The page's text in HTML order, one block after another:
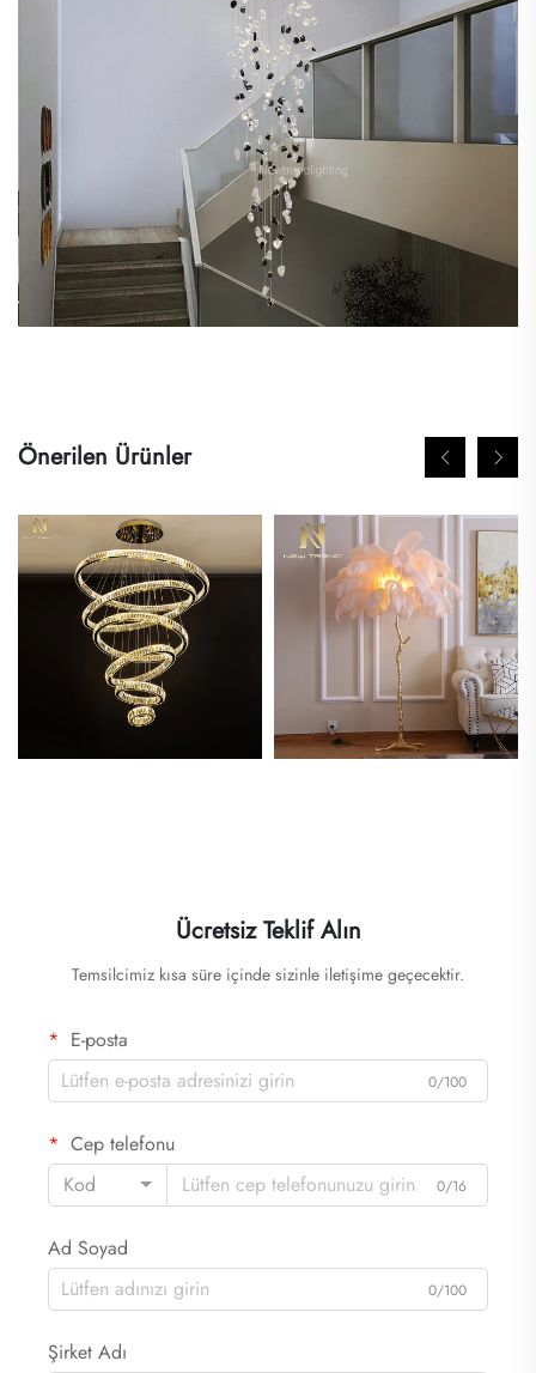
Önerilen Ürünler
Ücretsiz Teklif Alın
Temsilcimiz kısa süre içinde sizinle iletişime geçecektir.
E-posta
0/100
Cep telefonu
Kod
0/16
Ad Soyad
0/100
Şirket Adı